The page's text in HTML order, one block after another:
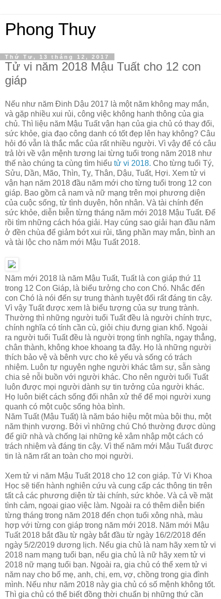
Phong Thuy
Thứ Tư, 13 tháng 12, 2017
Tử vi năm 2018 Mậu Tuất cho 12 con
giáp
Nếu như năm Đinh Dậu 2017 là một năm không may mắn,
và gặp nhiều xui rủi, công việc không hanh thông của gia
chủ. Thì liệu năm Mậu Tuất vận hạn của gia chủ có thay đổi,
sức khỏe, gia đạo công danh có tốt đẹp lên hay không? Câu
hỏi đó vẫn là thắc mắc của rất nhiều người. Vì vậy để có câu
trả lời về vận mệnh tương lai từng tuổi trong năm 2018 như
thế nào chúng ta cùng tìm hiểu tử vi 2018. Cho từng tuổi Tý,
Sửu, Dần, Mão, Thìn, Tỵ, Thân, Dậu, Tuất, Hợi. Xem tử vi
vận hạn năm 2018 đầu năm mới cho từng tuổi trong 12 con
giáp. Bao gồm cả nam và nữ mạng trên mọi phương diện
của cuộc sống, từ tình duyên, hôn nhân. Và tài chính đến
sức khỏe, diễn biễn từng tháng năm mới 2018 Mậu Tuất. Để
rồi tìm những cách hóa giải. Hay cúng sao giải hạn đầu năm
ở đền chùa để giảm bớt xui rủi, tăng phần may mắn, bình an
và tài lộc cho năm mới Mậu Tuất 2018.
Năm mới 2018 là năm Mậu Tuất, Tuất là con giáp thứ 11
trong 12 Con Giáp, là biểu tưởng cho con Chó. Nhắc đến
con Chó là nói đến sự trung thành tuyệt đối rất đáng tin cậy.
Vì vậy Tuất được xem là biểu tượng của sự trung trành.
Thường thì những người tuổi Tuất đều là người chính trực,
chính nghĩa có tính cần cù, giỏi chịu đựng gian khổ. Ngoài
ra người tuổi Tuất đều là người trọng tình nghĩa, ngay thẳng,
chân thành, không khoe khoang ta đây. Họ là những người
thích bảo vệ và bênh vực cho kẻ yếu và sống có trách
nhiệm. Luôn tự nguyện nghe người khác tâm sự, sẵn sàng
chia sẻ nỗi buồn với người khác. Cho nên người tuổi Tuất
luôn được mọi người dành sự tin tưởng của người khác.
Họ luôn biết cách sống đối nhân xử thế để mọi người xung
quanh có một cuộc sống hòa bình.
Năm Tuất (Mậu Tuất) là năm báo hiệu một mùa bội thu, một
năm thịnh vượng. Bởi vì những chú Chó thường được dùng
để giữ nhà và chống lại những kẻ xâm nhập một cách có
trách nhiệm và đáng tin cậy. Vì thế năm mới Mậu Tuất được
tin là năm rất an toàn cho mọi người.
Xem tử vi năm Mậu Tuất 2018 cho 12 con giáp. Tử Vi Khoa
Học sẽ tiến hành nghiên cứu và cung cấp các thông tin trên
tất cả các phương diện từ tài chính, sức khỏe. Và cả về mặt
tình cảm, ngoại giao việc làm. Ngoài ra có thêm diễn biến
từng tháng trong năm 2018 đến chọn tuổi xông nhà, màu
hợp với từng con giáp trong năm mới 2018. Năm mới Mậu
Tuất 2018 bắt đầu từ ngày bắt đầu từ ngày 16/2/2018 đến
ngày 5/2/2019 dương lịch. Nếu gia chủ là nam hãy xem tử vi
2018 nam mạng tuổi bạn, nếu gia chủ là nữ hãy xem tử vi
2018 nữ mạng tuổi bạn. Ngoài ra, gia chủ có thể xem tử vi
năm nay cho bố mẹ, anh, chị, em, vợ, chồng trong gia đình
mình. Nếu như năm 2018 này gia chủ có số mệnh không tốt.
Thì gia chủ có thể biết đồng thời chuẩn bị những thứ cần